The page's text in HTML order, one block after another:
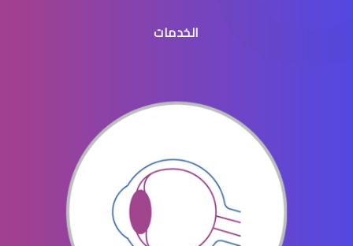
القرنية والقزحية
الخدمات